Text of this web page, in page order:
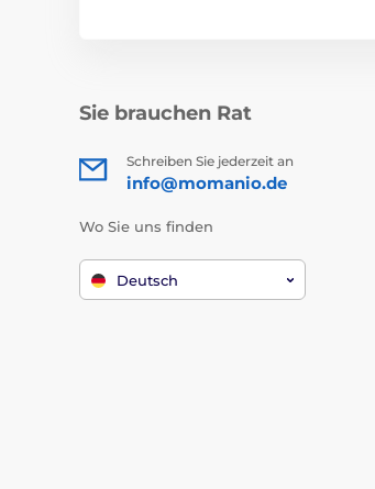
Sie brauchen Rat
Schreiben Sie jederzeit an
info@momanio.de
Wo Sie uns finden
Deutsch